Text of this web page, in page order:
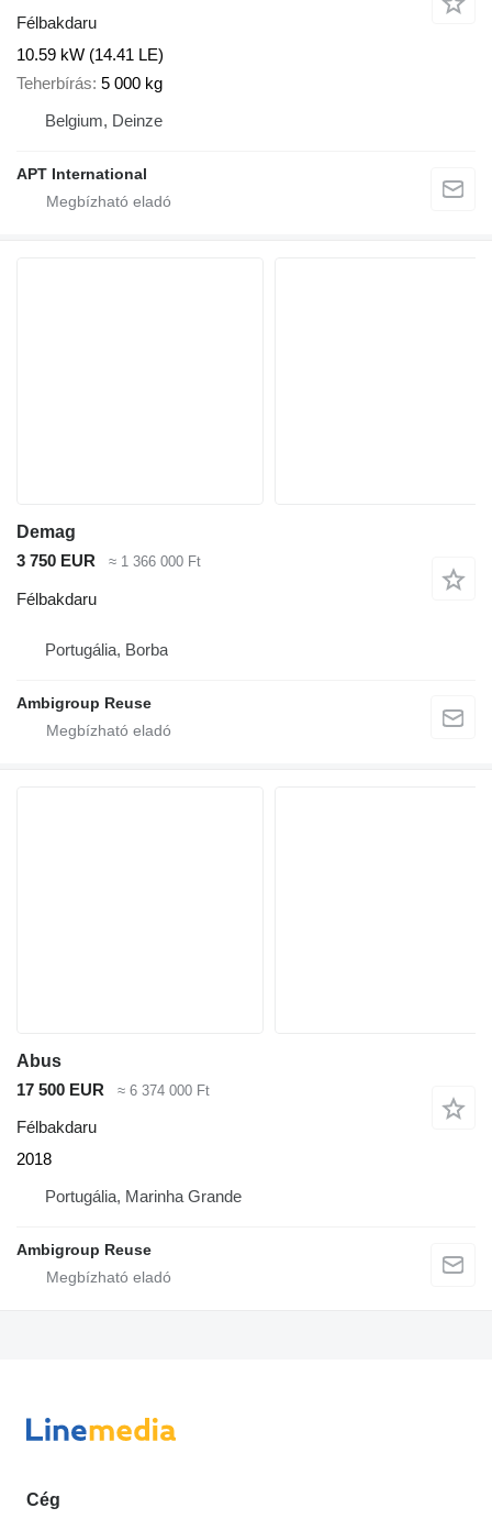
Félbakdaru
10.59 kW (14.41 LE)
Teherbírás 5 000 kg
Belgium, Deinze
APT International
Demag
3 750 EUR
≈ 1 366 000 Ft
Félbakdaru
Portugália, Borba
Ambigroup Reuse
Abus
17 500 EUR
≈ 6 374 000 Ft
Félbakdaru
2018
Portugália, Marinha Grande
Ambigroup Reuse
Cég